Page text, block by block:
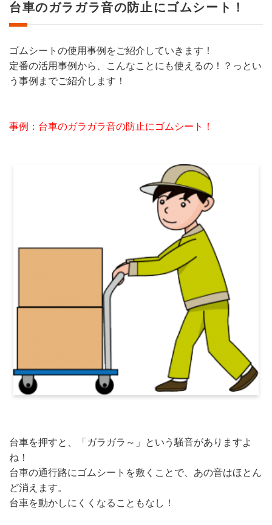
台車のガラガラ音の防止にゴムシート！
ゴムシートの使用事例をご紹介していきます！
定番の活用事例から、こんなことにも使えるの！？っとい
う事例までご紹介します！
事例：台車のガラガラ音の防止にゴムシート！
台車を押すと、「ガラガラ～」という騒音がありますよ
ね！
台車の通行路にゴムシートを敷くことで、あの音はほとん
ど消えます。
台車を動かしにくくなることもなし！